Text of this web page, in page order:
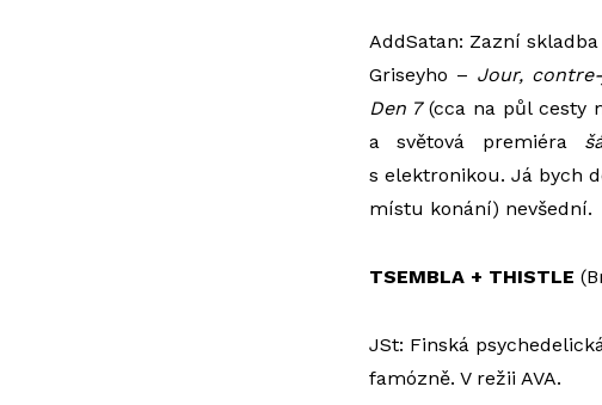
AddSatan: Zazní
Griseyho – Jour,
Den 7(cca na půl cesty
a světová premiéra
s elektronikou. Já bych
místu konání) nevšední.
TSEMBLA + THISTLE
JSt: Finská
famózně. V režii AVA.